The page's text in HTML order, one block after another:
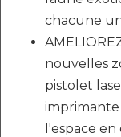
chacune
nouvelles
pistolet
l'espace